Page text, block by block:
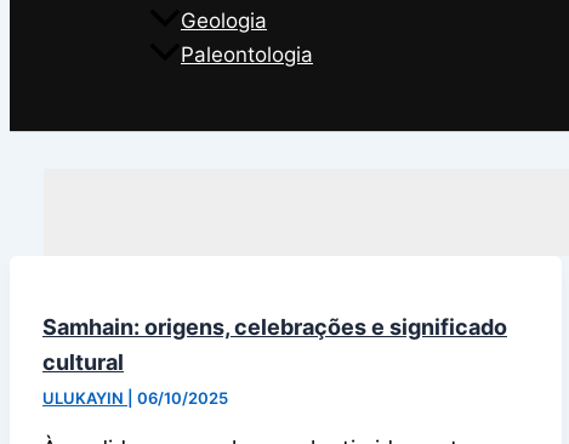
Geologia
Paleontologia
Samhain: origens, celebrações e significado
cultural
ULUKAYIN 06/10/2025